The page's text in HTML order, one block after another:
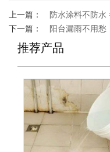
上一篇：
防水涂料不防水 = 埋
下一篇：
阳台漏雨不用愁
推荐产品